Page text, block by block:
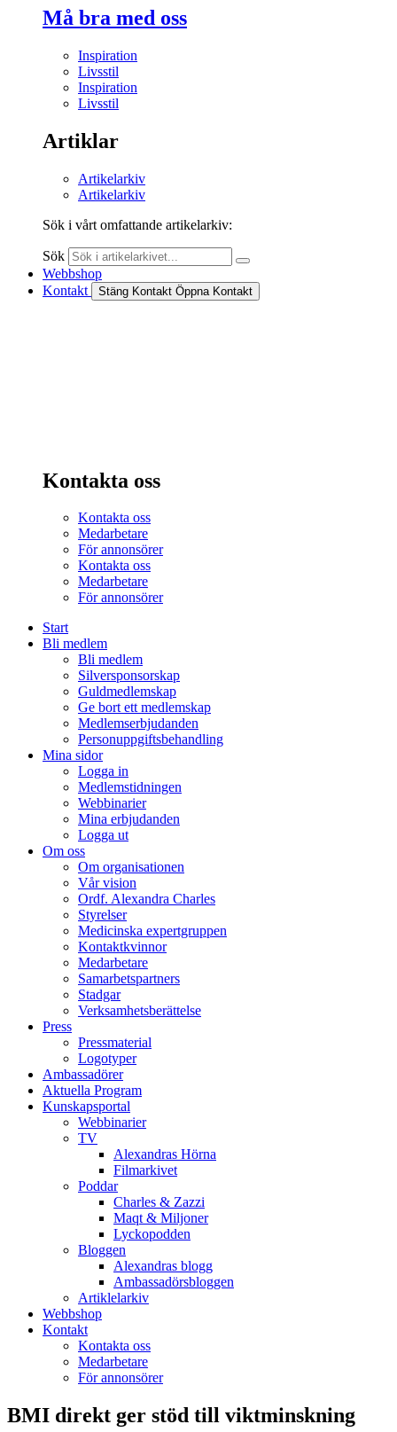
Må bra med oss
Inspiration
Livsstil
Inspiration
Livsstil
Artiklar
Artikelarkiv
Artikelarkiv
Sök i vårt omfattande artikelarkiv:
Sök
Webbshop
Kontakt
Stäng Kontakt Öppna Kontakt
Kontakta oss
Kontakta oss
Medarbetare
För annonsörer
Kontakta oss
Medarbetare
För annonsörer
Start
Bli medlem
Bli medlem
Silversponsorskap
Guldmedlemskap
Ge bort ett medlemskap
Medlemserbjudanden
Personuppgiftsbehandling
Mina sidor
Logga in
Medlemstidningen
Webbinarier
Mina erbjudanden
Logga ut
Om oss
Om organisationen
Vår vision
Ordf. Alexandra Charles
Styrelser
Medicinska expertgruppen
Kontaktkvinnor
Medarbetare
Samarbetspartners
Stadgar
Verksamhetsberättelse
Press
Pressmaterial
Logotyper
Ambassadörer
Aktuella Program
Kunskapsportal
Webbinarier
TV
Alexandras Hörna
Filmarkivet
Poddar
Charles & Zazzi
Maqt & Miljoner
Lyckopodden
Bloggen
Alexandras blogg
Ambassadörsbloggen
Artiklelarkiv
Webbshop
Kontakt
Kontakta oss
Medarbetare
För annonsörer
BMI direkt ger stöd till viktminskning